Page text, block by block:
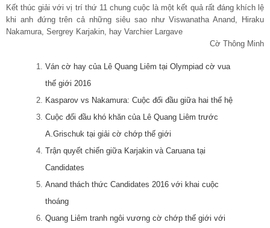
Kết thúc giải với vị trí thứ 11 chung cuộc là một kết quả rất đáng khích lệ
khi anh đứng trên cả những siêu sao như Viswanatha Anand, Hiraku
Nakamura, Sergrey Karjakin, hay Varchier Largave
Cờ Thông Minh
Ván cờ hay của Lê Quang Liêm tại Olympiad cờ vua
thế giới 2016
Kasparov vs Nakamura: Cuộc đối đầu giữa hai thế hệ
Cuộc đối đầu khó khăn của Lê Quang Liêm trước
A.Grischuk tại giải cờ chớp thế giới
Trận quyết chiến giữa Karjakin và Caruana tại
Candidates
Anand thách thức Candidates 2016 với khai cuộc
thoáng
Quang Liêm tranh ngôi vương cờ chớp thế giới với